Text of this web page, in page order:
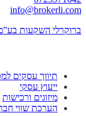
info@brokerli.com
ברוקרלי השקעות בע”מ, פיק”א 13,
תיווך עסקים
ייעוץ עסקי
מיזוגים ורכישות
הערכת שווי